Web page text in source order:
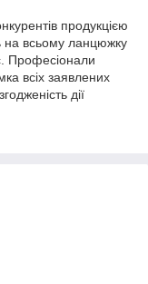
продукцією
на всьому ланцюжку
Професіонали
всіх заявлених
дії
і в заявлений
відомого
за водою і
виробляється
каналів